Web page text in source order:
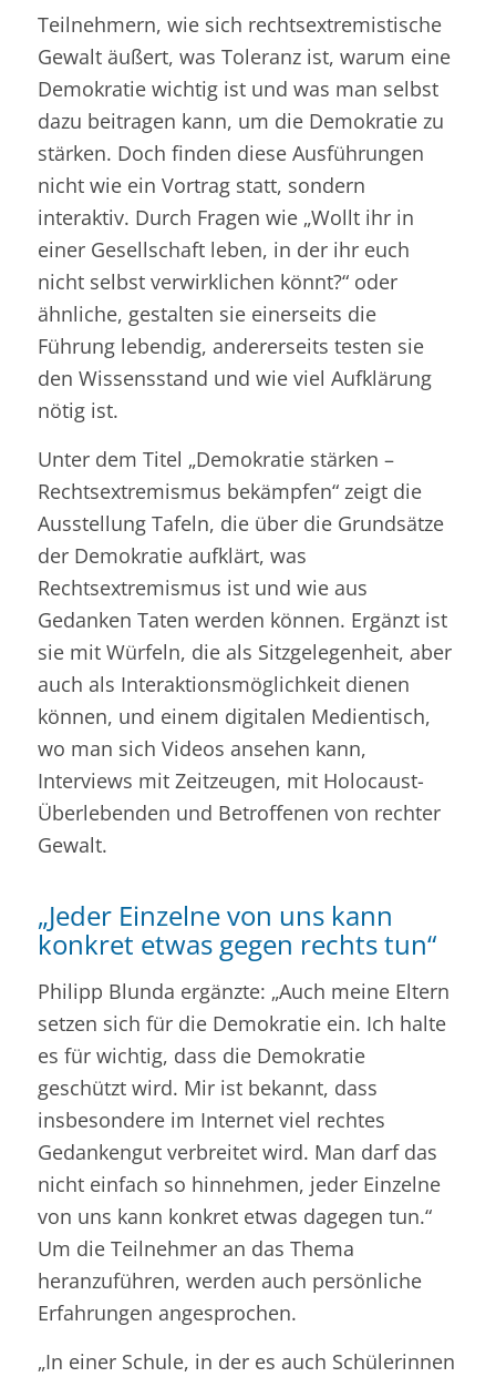
Teilnehmern, wie sich rechtsextremistische
Gewalt äußert, was Toleranz ist, warum eine
Demokratie wichtig ist und was man selbst
dazu beitragen kann, um die Demokratie zu
stärken. Doch finden diese Ausführungen
nicht wie ein Vortrag statt, sondern
interaktiv. Durch Fragen wie „Wollt ihr in
einer Gesellschaft leben, in der ihr euch
nicht selbst verwirklichen könnt?“ oder
ähnliche, gestalten sie einerseits die
Führung lebendig, andererseits testen sie
den Wissensstand und wie viel Aufklärung
nötig ist.
Unter dem Titel „Demokratie stärken –
Rechtsextremismus bekämpfen“ zeigt die
Ausstellung Tafeln, die über die Grundsätze
der Demokratie aufklärt, was
Rechtsextremismus ist und wie aus
Gedanken Taten werden können. Ergänzt ist
sie mit Würfeln, die als Sitzgelegenheit, aber
auch als Interaktionsmöglichkeit dienen
können, und einem digitalen Medientisch,
wo man sich Videos ansehen kann,
Interviews mit Zeitzeugen, mit Holocaust-
Überlebenden und Betroffenen von rechter
Gewalt.
„Jeder Einzelne von uns kann
konkret etwas gegen rechts tun“
Philipp Blunda ergänzte: „Auch meine Eltern
setzen sich für die Demokratie ein. Ich halte
es für wichtig, dass die Demokratie
geschützt wird. Mir ist bekannt, dass
insbesondere im Internet viel rechtes
Gedankengut verbreitet wird. Man darf das
nicht einfach so hinnehmen, jeder Einzelne
von uns kann konkret etwas dagegen tun.“
Um die Teilnehmer an das Thema
heranzuführen, werden auch persönliche
Erfahrungen angesprochen.
„In einer Schule, in der es auch Schülerinnen